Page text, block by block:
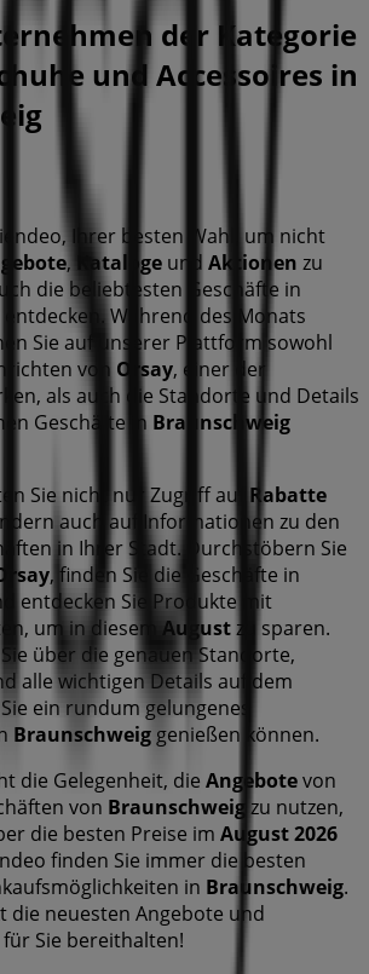
der Kategorie
und Accessoires in
Ihrer besten Wahl, um nicht
, Kataloge und Aktionen zu
die beliebtesten Geschäfte in
entdecken. Während des Monats
Sie auf unserer Plattform sowohl
von Orsay, einer der
als auch die Standorte und Details
Geschäfte in Braunschweig
Sie nicht nur Zugriff auf Rabatte
auch auf Informationen zu den
in Ihrer Stadt. Durchstöbern Sie
, finden Sie die Geschäfte in
entdecken Sie Produkte mit
um in diesem Augustzu sparen.
über die genauen Standorte,
alle wichtigen Details auf dem
ein rundum gelungenes
Braunschweig genießen können.
die Gelegenheit, die Angebotevon
von Braunschweig zu nutzen,
die besten Preise im August 2026
finden Sie immer die besten
in Braunschweig.
die neuesten Angebote und
Sie bereithalten!